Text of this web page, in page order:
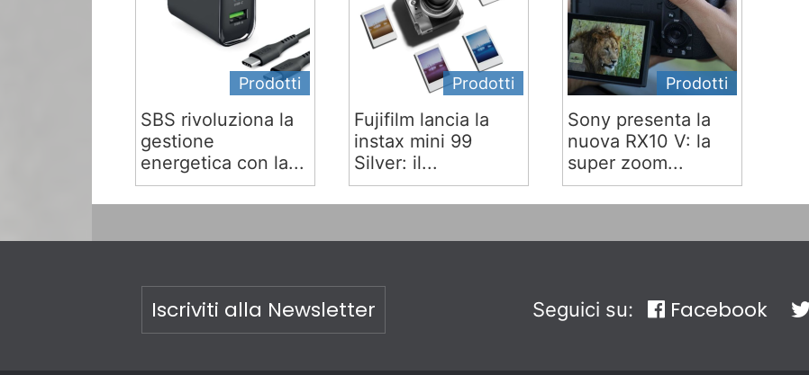
Prodotti
SBS rivoluziona la
gestione
energetica con la...
Prodotti
Fujifilm lancia la
instax mini 99
Silver: il...
Prodotti
Sony presenta la
nuova RX10 V: la
super zoom...
Iscriviti alla Newsletter Seguici su: Facebook